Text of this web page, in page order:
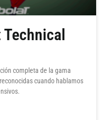
Technical
completa de la gama
cuando hablamos